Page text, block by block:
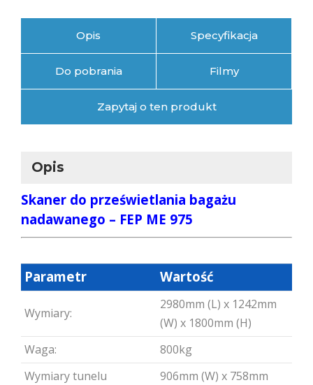
Opis Specyfikacja
Do pobrania Filmy
Zapytaj o ten produkt
Opis
Skaner do prześwietlania bagażu
nadawanego – FEP ME 975
Parametr Wartość
Wymiary:
2980mm (L) x 1242mm
(W) x 1800mm (H)
Waga:
800kg
Wymiary tunelu
906mm (W) x 758mm